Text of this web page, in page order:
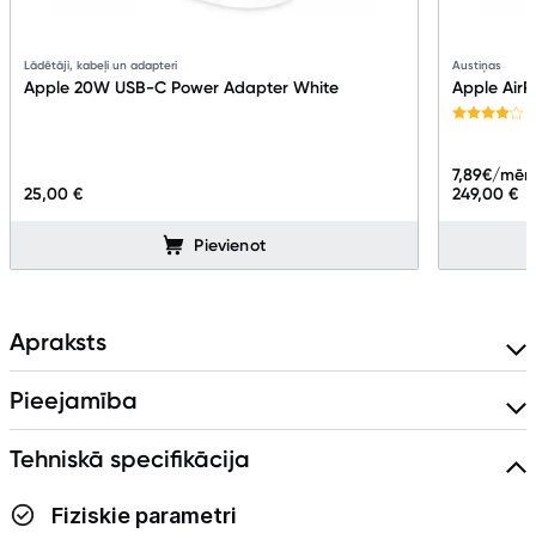
Lādētāji, kabeļi un adapteri
Apple 20W USB-C Power Adapter White
25,00 €
Pievienot
Austiņas
Apple
249,00 €
7,89€/
Apraksts
Pieejamība
Tehniskā specifikācija
Fiziskie parametri